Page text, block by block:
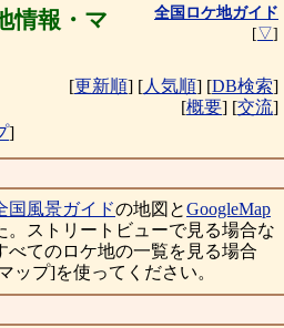
情報・マ
全国ロケ地ガイド
[▽]
[更新順] [人気順] [DB検索]
[概要] [交流]
]
国風景ガイドの地図とGoogleMap
。ストリートビューで見る場合な
べてのロケ地の一覧を見る場合
ップ]を使ってください。